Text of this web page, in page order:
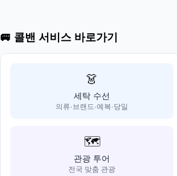
🚐 콜밴 서비스 바로가기
👗
세탁 수선
의류·브랜드·예복·당일
🗺️
관광 투어
전국 맞춤 관광